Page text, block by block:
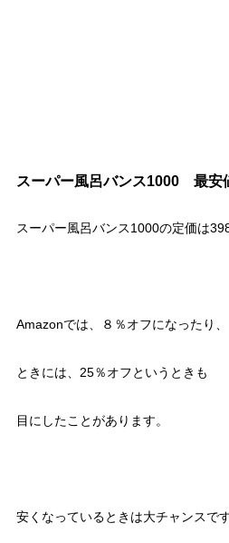
スーパー風呂バンス1000 最安
スーパー風呂バンス1000の定価は
Amazonでは、８％オフになったり、
ときには、25％オフというときも
目にしたことがあります。
安くなっているときは大チャンスです